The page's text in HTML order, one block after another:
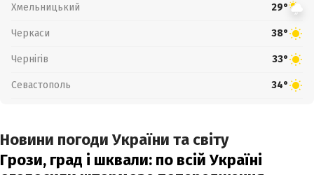
Хмельницький 29°
Черкаси 38°
Чернігів 33°
Севастополь 34°
Новини погоди України та світу
Грози, град і шквали: по всій Україні